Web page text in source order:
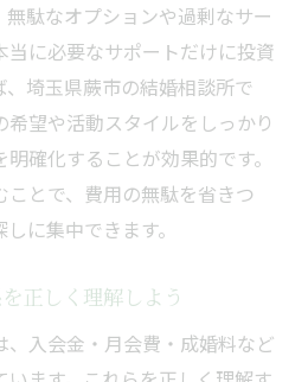
駄なオプションや過剰なサー
当に必要なサポートだけに投資
埼玉県蕨市の結婚相談所で
望や活動スタイルをしっかり
確化することが効果的です。
ことで、費用の無駄を省きつ
に集中できます。
正しく理解しよう
入会金・月会費・成婚料など